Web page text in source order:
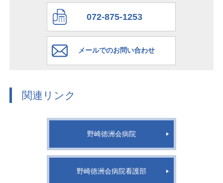
072-875-1253
メールでのお問い合わせ
関連リンク
野崎徳洲会病院
野崎徳洲会病院看護部